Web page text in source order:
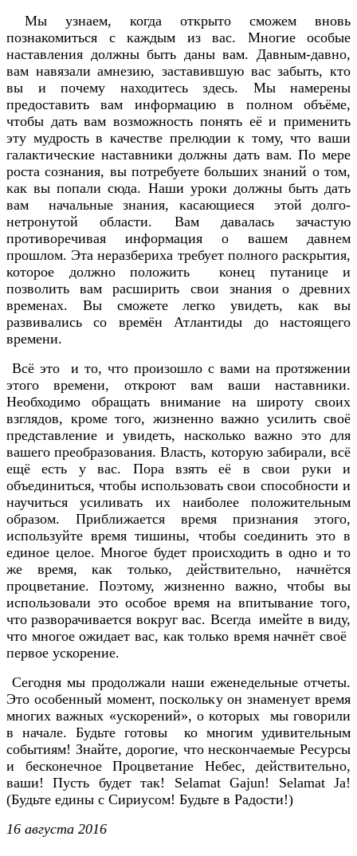
Мы узнаем, когда открыто сможем вновь
познакомиться с каждым из вас. Многие особые
наставления должны быть даны вам. Давным-давно,
вам навязали амнезию, заставившую вас забыть, кто
вы и почему находитесь здесь. Мы намерены
предоставить вам информацию в полном объёме,
чтобы дать вам возможность понять её и применить
эту мудрость в качестве прелюдии к тому, что ваши
галактические наставники должны дать вам. По мере
роста сознания, вы потребуете больших знаний о том,
как вы попали сюда. Наши уроки должны быть дать
вам начальные знания, касающиеся этой долго-
нетронутой области. Вам давалась зачастую
противоречивая информация о вашем давнем
прошлом. Эта неразбериха требует полного раскрытия,
которое должно положить конец путанице и
позволить вам расширить свои знания о древних
временах. Вы сможете легко увидеть, как вы
развивались со времён Атлантиды до настоящего
времени.
Всё это и то, что произошло с вами на протяжении
этого времени, откроют вам ваши наставники.
Необходимо обращать внимание на широту своих
взглядов, кроме того, жизненно важно усилить своё
представление и увидеть, насколько важно это для
вашего преобразования. Власть, которую забирали, всё
ещё есть у вас. Пора взять её в свои руки и
объединиться, чтобы использовать свои способности и
научиться усиливать их наиболее положительным
образом. Приближается время признания этого,
используйте время тишины, чтобы соединить это в
единое целое. Многое будет происходить в одно и то
же время, как только, действительно, начнётся
процветание. Поэтому, жизненно важно, чтобы вы
использовали это особое время на впитывание того,
что разворачивается вокруг вас. Всегда имейте в виду,
что многое ожидает вас, как только время начнёт своё
первое ускорение.
Сегодня мы продолжали наши еженедельные отчеты.
Это особенный момент, поскольку он знаменует время
многих важных «ускорений», о которых мы говорили
в начале. Будьте готовы ко многим удивительным
событиям! Знайте, дорогие, что нескончаемые Ресурсы
и бесконечное Процветание Небес, действительно,
ваши! Пусть будет так! Selamat Gajun! Selamat Ja!
(Будьте едины с Сириусом! Будьте в Радости!)
16 августа 2016